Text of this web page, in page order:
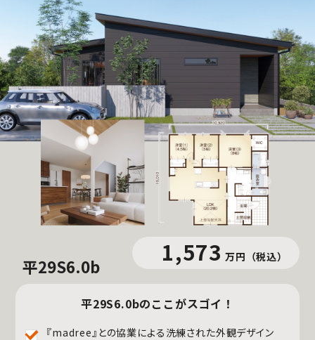
平29S6.0b 1,573 万円 （税込）
平29S6.0bのここがスゴイ！
『madree』との協業による洗練された外観デザイン